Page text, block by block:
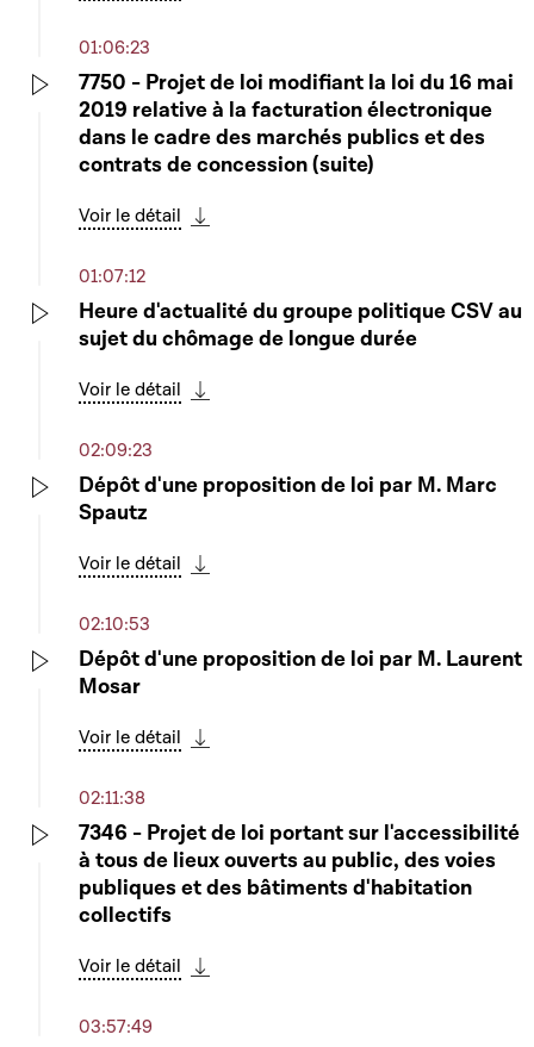
01:06:23
7750 - Projet de loi modifiant la loi du 16 mai
2019 relative à la facturation électronique
dans le cadre des marchés publics et des
contrats de concession (suite)
Voir le détail
01:07:12
Heure d'actualité du groupe politique CSV au
sujet du chômage de longue durée
Voir le détail
02:09:23
Dépôt d'une proposition de loi par M. Marc
Spautz
Voir le détail
02:10:53
Dépôt d'une proposition de loi par M. Laurent
Mosar
Voir le détail
02:11:38
7346 - Projet de loi portant sur l'accessibilité
à tous de lieux ouverts au public, des voies
publiques et des bâtiments d'habitation
collectifs
Voir le détail
03:57:49